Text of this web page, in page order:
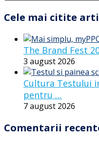
Cele mai citite
The Brand Fest
3 august 2026
Cultura Testului
pentru …
7 august 2026
Comentarii